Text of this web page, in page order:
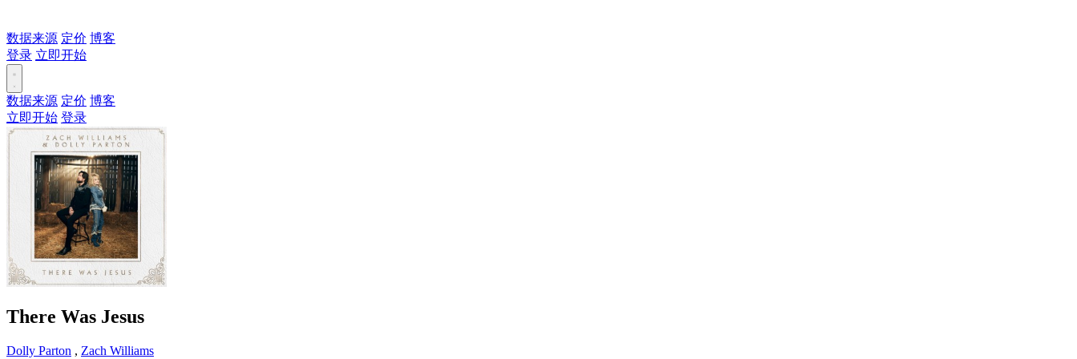
数据来源 定价 博客
登录 立即开始
数据来源 定价 博客
立即开始 登录
There Was Jesus
Dolly Parton , Zach Williams